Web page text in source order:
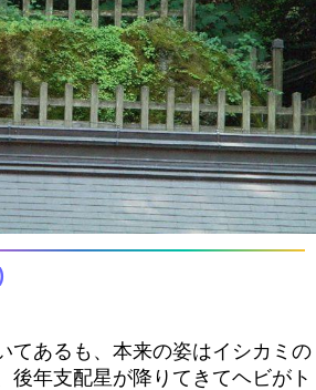
てあるも、本来の姿はイシカミの
後年支配星が降りてきてヘビがト